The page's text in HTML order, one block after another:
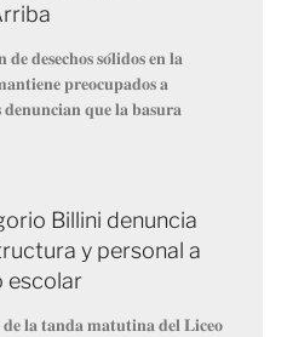
𝐝𝐞𝐬𝐞𝐜𝐡𝐨𝐬 𝐬𝐨́𝐥𝐢𝐝𝐨𝐬 𝐞𝐧 𝐥𝐚
𝐩𝐫𝐞𝐨𝐜𝐮𝐩𝐚𝐝𝐨𝐬 𝐚
𝐝𝐞𝐧𝐮𝐧𝐜𝐢𝐚𝐧 𝐪𝐮𝐞 𝐥𝐚 𝐛𝐚𝐬𝐮𝐫𝐚
Billini denuncia
y personal a
escolar
𝐥𝐚 𝐭𝐚𝐧𝐝𝐚 𝐦𝐚𝐭𝐮𝐭𝐢𝐧𝐚 𝐝𝐞𝐥 𝐋𝐢𝐜𝐞𝐨